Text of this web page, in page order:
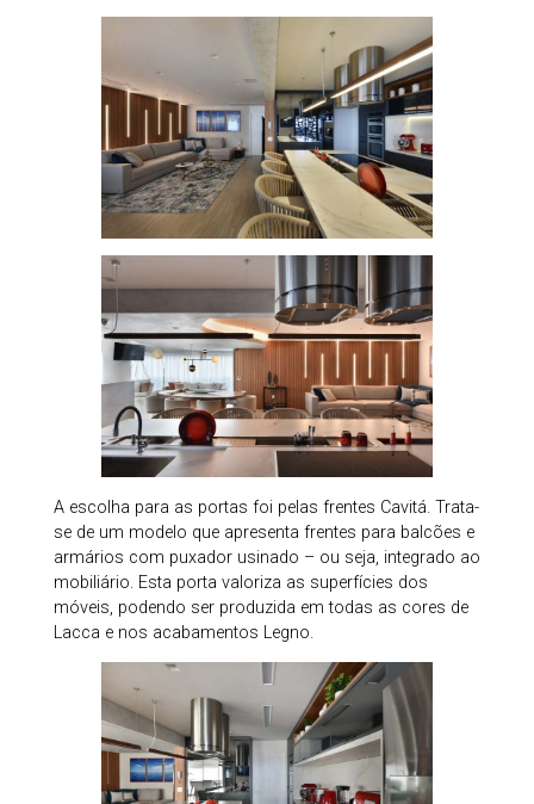
A escolha para as portas foi pelas frentes Cavitá. Trata-
se de um modelo que apresenta frentes para balcões e
armários com puxador usinado – ou seja, integrado ao
mobiliário. Esta porta valoriza as superfícies dos
móveis, podendo ser produzida em todas as cores de
Lacca e nos acabamentos Legno.